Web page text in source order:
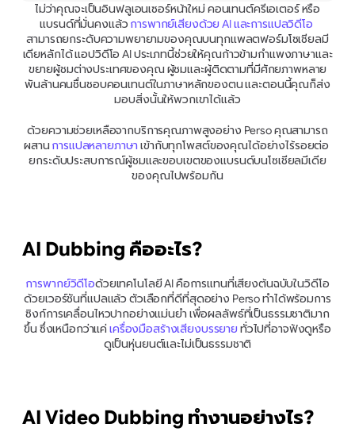
ไม่ว่าคุณจะเป็นอินฟลูเอนเซอร์หน้าใหม่ คอนเทนต์ครีเอเตอร์ หรือ
แบรนด์ที่มั่นคงแล้ว การพากย์เสียงด้วย AI และการแปลวิดีโอ
สามารถยกระดับความพยายามของคุณบนทุกแพลตฟอร์มโซเชียลมี
เดียหลักได้ แอปวิดีโอ AI ประเภทนี้ช่วยให้คุณก้าวข้ามกำแพงภาษาและ
ขยายผู้ชมต่างประเทศของคุณ ผู้ชมและผู้ติดตามที่มีศักยภาพหลาย
พันล้านคนชื่นชอบคอนเทนต์ในภาษาหลักของตน และตอนนี้คุณก็ส่ง
มอบสิ่งนั้นให้พวกเขาได้แล้ว
ด้วยความช่วยเหลือจากบริการคุณภาพสูงอย่าง Perso คุณสามารถ
ผสาน การแปลหลายภาษา เข้ากับทุกโพสต์ของคุณได้อย่างไร้รอยต่อ
ยกระดับประสบการณ์ผู้ชมและขอบเขตของแบรนด์บนโซเชียลมีเดีย
ของคุณไปพร้อมกัน
AI Dubbing คืออะไร?
การพากย์วิดีโอด้วยเทคโนโลยี AI คือการแทนที่เสียงต้นฉบับในวิดีโอ
ด้วยเวอร์ชันที่แปลแล้ว ตัวเลือกที่ดีที่สุดอย่าง Perso ทำได้พร้อมการ
ซิงก์การเคลื่อนไหวปากอย่างแม่นยำ เพื่อผลลัพธ์ที่เป็นธรรมชาติมาก
ขึ้น ซึ่งเหนือกว่าแค่ เครื่องมือสร้างเสียงบรรยาย ทั่วไปที่อาจฟังดูหรือ
ดูเป็นหุ่นยนต์และไม่เป็นธรรมชาติ
AI Video Dubbing ทำงานอย่างไร?